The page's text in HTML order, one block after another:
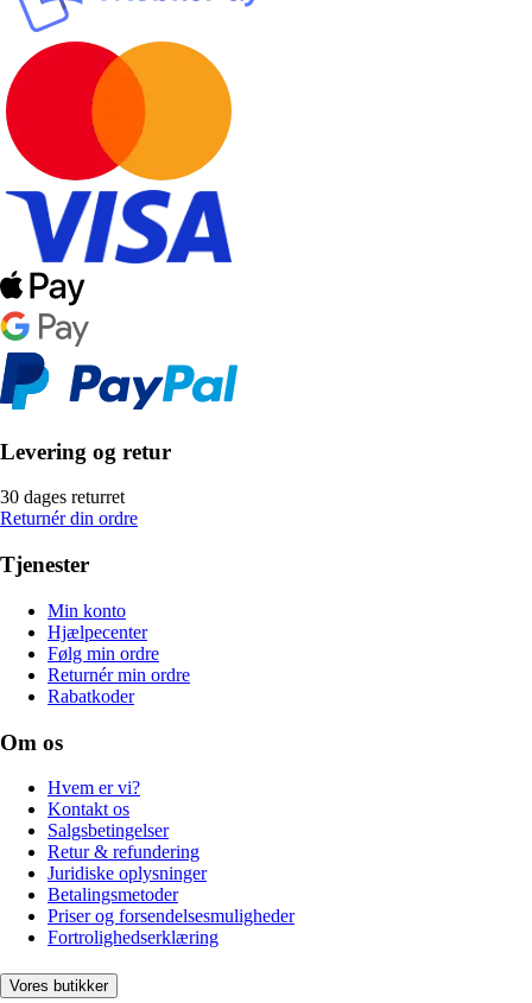
Levering og retur
30 dages returret
Returnér din ordre
Tjenester
Min konto
Hjælpecenter
Følg min ordre
Returnér min ordre
Rabatkoder
Om os
Hvem er vi?
Kontakt os
Salgsbetingelser
Retur & refundering
Juridiske oplysninger
Betalingsmetoder
Priser og forsendelsesmuligheder
Fortrolighedserklæring
Vores butikker